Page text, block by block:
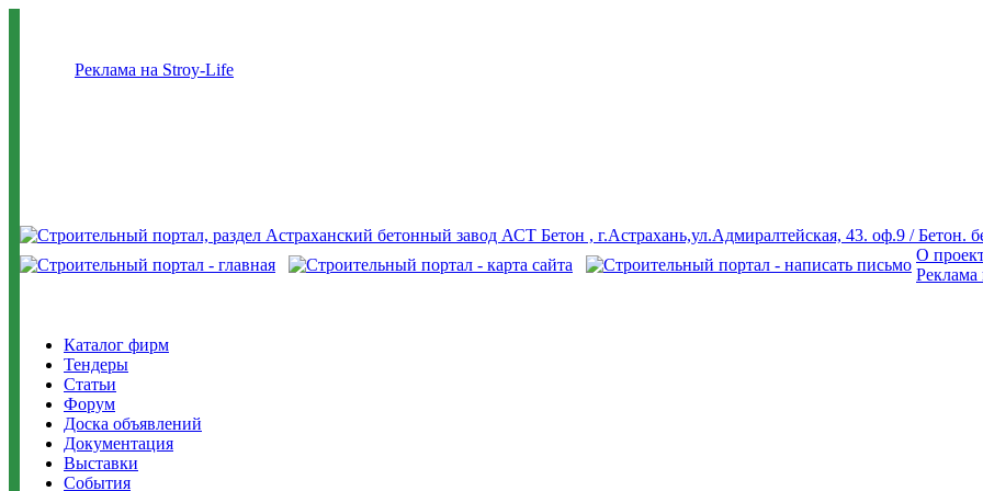
Реклама на Stroy-Life
О
Реклама
Каталог фирм
Тендеры
Статьи
Форум
Доска объявлений
Документация
Выставки
События